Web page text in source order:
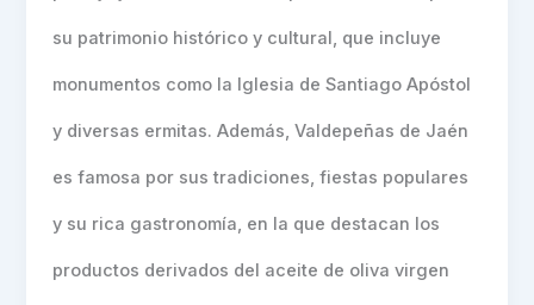
su patrimonio histórico y cultural, que incluye
monumentos como la Iglesia de Santiago Apóstol
y diversas ermitas. Además, Valdepeñas de Jaén
es famosa por sus tradiciones, fiestas populares
y su rica gastronomía, en la que destacan los
productos derivados del aceite de oliva virgen